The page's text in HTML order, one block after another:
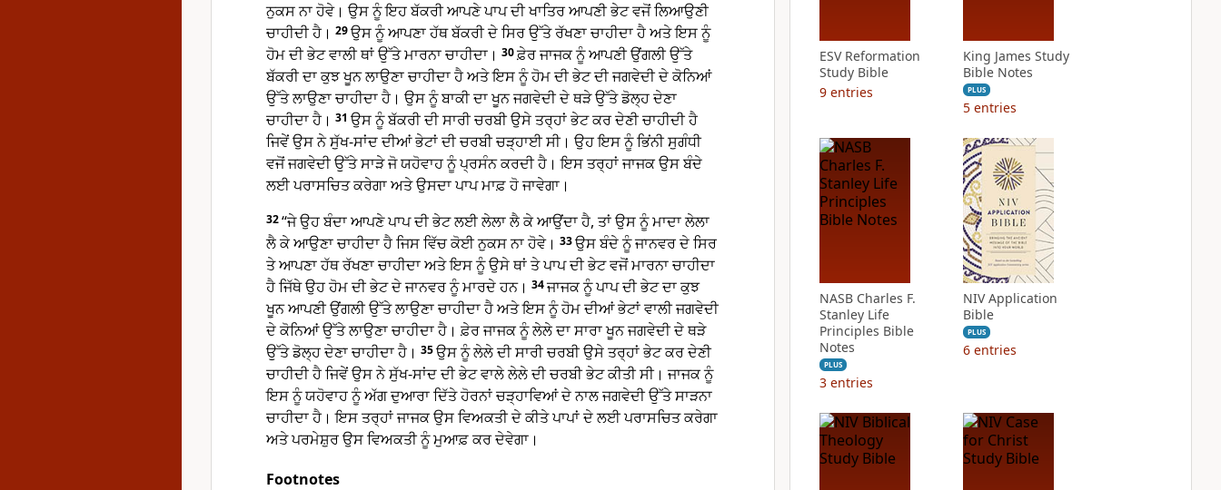
ਨੁਕਸ ਨਾ ਹੋਵੇ। ਉਸ ਨੂੰ ਇਹ ਬੱਕਰੀ ਆਪਣੇ ਪਾਪ ਦੀ ਖਾਤਿਰ ਆਪਣੀ ਭੇਟ ਵਜੋਂ ਲਿਆਉਣੀ
ਚਾਹੀਦੀ ਹੈ। 29ਉਸ ਨੂੰ ਆਪਣਾ ਹੱਥ ਬੱਕਰੀ ਦੇ ਸਿਰ ਉੱਤੇ ਰੱਖਣਾ ਚਾਹੀਦਾ ਹੈ ਅਤੇ ਇਸ ਨੂੰ
ਹੋਮ ਦੀ ਭੇਟ ਵਾਲੀ ਥਾਂ ਉੱਤੇ ਮਾਰਨਾ ਚਾਹੀਦਾ। 30ਫ਼ੇਰ ਜਾਜਕ ਨੂੰ ਆਪਣੀ ਉਂਗਲੀ ਉੱਤੇ
ਬੱਕਰੀ ਦਾ ਕੁਝ ਖੂਨ ਲਾਉਣਾ ਚਾਹੀਦਾ ਹੈ ਅਤੇ ਇਸ ਨੂੰ ਹੋਮ ਦੀ ਭੇਟ ਦੀ ਜਗਵੇਦੀ ਦੇ ਕੋਨਿਆਂ
ਉੱਤੇ ਲਾਉਣਾ ਚਾਹੀਦਾ ਹੈ। ਉਸ ਨੂੰ ਬਾਕੀ ਦਾ ਖੂਨ ਜਗਵੇਦੀ ਦੇ ਥੜੇ ਉੱਤੇ ਡੋਲ੍ਹ ਦੇਣਾ
ਚਾਹੀਦਾ ਹੈ। 31 ਉਸ ਨੂੰ ਬੱਕਰੀ ਦੀ ਸਾਰੀ ਚਰਬੀ ਉਸੇ ਤਰ੍ਹਾਂ ਭੇਟ ਕਰ ਦੇਣੀ ਚਾਹੀਦੀ ਹੈ
ਜਿਵੇਂ ਉਸ ਨੇ ਸੁੱਖ-ਸਾਂਦ ਦੀਆਂ ਭੇਟਾਂ ਦੀ ਚਰਬੀ ਚੜ੍ਹਾਈ ਸੀ। ਉਹ ਇਸ ਨੂੰ ਭਿਂਨੀ ਸੁਗੰਧੀ
ਵਜੋਂ ਜਗਵੇਦੀ ਉੱਤੇ ਸਾੜੇ ਜੋ ਯਹੋਵਾਹ ਨੂੰ ਪ੍ਰਸੰਨ ਕਰਦੀ ਹੈ। ਇਸ ਤਰ੍ਹਾਂ ਜਾਜਕ ਉਸ ਬੰਦੇ
ਲਈ ਪਰਾਸਚਿਤ ਕਰੇਗਾ ਅਤੇ ਉਸਦਾ ਪਾਪ ਮਾਫ਼ ਹੋ ਜਾਵੇਗਾ।
32“ਜੇ ਉਹ ਬੰਦਾ ਆਪਣੇ ਪਾਪ ਦੀ ਭੇਟ ਲਈ ਲੇਲਾ ਲੈ ਕੇ ਆਉਂਦਾ ਹੈ, ਤਾਂ ਉਸ ਨੂੰ ਮਾਦਾ ਲੇਲਾ
ਲੈ ਕੇ ਆਉਣਾ ਚਾਹੀਦਾ ਹੈ ਜਿਸ ਵਿੱਚ ਕੋਈ ਨੁਕਸ ਨਾ ਹੋਵੇ। 33ਉਸ ਬੰਦੇ ਨੂੰ ਜਾਨਵਰ ਦੇ ਸਿਰ
ਤੇ ਆਪਣਾ ਹੱਥ ਰੱਖਣਾ ਚਾਹੀਦਾ ਅਤੇ ਇਸ ਨੂੰ ਉਸੇ ਥਾਂ ਤੇ ਪਾਪ ਦੀ ਭੇਟ ਵਜੋਂ ਮਾਰਨਾ ਚਾਹੀਦਾ
ਹੈ ਜਿੱਥੇ ਉਹ ਹੋਮ ਦੀ ਭੇਟ ਦੇ ਜਾਨਵਰ ਨੂੰ ਮਾਰਦੇ ਹਨ। 34ਜਾਜਕ ਨੂੰ ਪਾਪ ਦੀ ਭੇਟ ਦਾ ਕੁਝ
ਖੂਨ ਆਪਣੀ ਉਂਗਲੀ ਉੱਤੇ ਲਾਉਣਾ ਚਾਹੀਦਾ ਹੈ ਅਤੇ ਇਸ ਨੂੰ ਹੋਮ ਦੀਆਂ ਭੇਟਾਂ ਵਾਲੀ ਜਗਵੇਦੀ
ਦੇ ਕੋਨਿਆਂ ਉੱਤੇ ਲਾਉਣਾ ਚਾਹੀਦਾ ਹੈ। ਫ਼ੇਰ ਜਾਜਕ ਨੂੰ ਲੇਲੇ ਦਾ ਸਾਰਾ ਖੂਨ ਜਗਵੇਦੀ ਦੇ ਥੜੇ
ਉੱਤੇ ਡੋਲ੍ਹ ਦੇਣਾ ਚਾਹੀਦਾ ਹੈ। 35ਉਸ ਨੂੰ ਲੇਲੇ ਦੀ ਸਾਰੀ ਚਰਬੀ ਉਸੇ ਤਰ੍ਹਾਂ ਭੇਟ ਕਰ ਦੇਣੀ
ਚਾਹੀਦੀ ਹੈ ਜਿਵੇਂ ਉਸ ਨੇ ਸੁੱਖ-ਸਾਂਦ ਦੀ ਭੇਟ ਵਾਲੇ ਲੇਲੇ ਦੀ ਚਰਬੀ ਭੇਟ ਕੀਤੀ ਸੀ। ਜਾਜਕ ਨੂੰ
ਇਸ ਨੂੰ ਯਹੋਵਾਹ ਨੂੰ ਅੱਗ ਦੁਆਰਾ ਦਿੱਤੇ ਹੋਰਨਾਂ ਚੜ੍ਹਾਵਿਆਂ ਦੇ ਨਾਲ ਜਗਵੇਦੀ ਉੱਤੇ ਸਾੜਨਾ
ਚਾਹੀਦਾ ਹੈ। ਇਸ ਤਰ੍ਹਾਂ ਜਾਜਕ ਉਸ ਵਿਅਕਤੀ ਦੇ ਕੀਤੇ ਪਾਪਾਂ ਦੇ ਲਈ ਪਰਾਸਚਿਤ ਕਰੇਗਾ
ਅਤੇ ਪਰਮੇਸ਼ੁਰ ਉਸ ਵਿਅਕਤੀ ਨੂੰ ਮੁਆਫ਼ ਕਰ ਦੇਵੇਗਾ।
Footnotes
ESV Reformation
Study Bible
9 entries
King James Study
Bible Notes
PLUS
5 entries
NASB Charles F.
Stanley Life
Principles Bible
Notes
PLUS
3 entries
NIV Application
Bible
PLUS
6 entries